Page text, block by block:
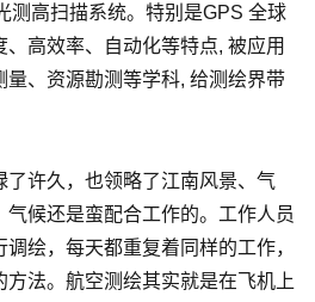
测高扫描系统。特别是GPS 全球
高效率、自动化等特点, 被应用
、资源勘测等学科, 给测绘界带
了许久，也领略了江南风景、气
候还是蛮配合工作的。工作人员
绘，每天都重复着同样的工作，
方法。航空测绘其实就是在飞机上